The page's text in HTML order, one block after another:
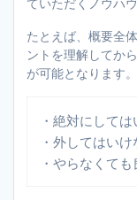
たとえば、概要全
ントを理解してか
が可能となります。
・絶対にして
・外してはい
・やらなくても